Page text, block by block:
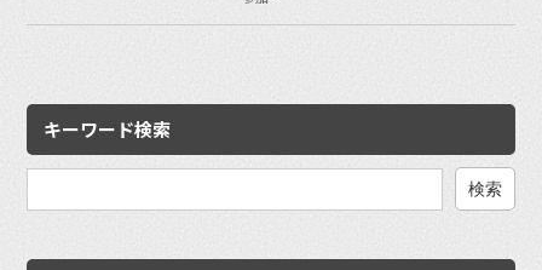
キーワード検索